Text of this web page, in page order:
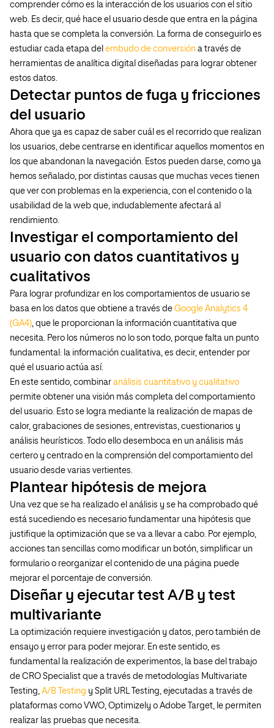
comprender cómo es la interacción de los usuarios con el sitio
web. Es decir, qué hace el usuario desde que entra en la página
hasta que se completa la conversión. La forma de conseguirlo es
estudiar cada etapa del embudo de conversión a través de
herramientas de analítica digital diseñadas para lograr obtener
estos datos.
Detectar puntos de fuga y fricciones
del usuario
Ahora que ya es capaz de saber cuál es el recorrido que realizan
los usuarios, debe centrarse en identificar aquellos momentos en
los que abandonan la navegación. Estos pueden darse, como ya
hemos señalado, por distintas causas que muchas veces tienen
que ver con problemas en la experiencia, con el contenido o la
usabilidad de la web que, indudablemente afectará al
rendimiento.
Investigar el comportamiento del
usuario con datos cuantitativos y
cualitativos
Para lograr profundizar en los comportamientos de usuario se
basa en los datos que obtiene a través de Google Analytics 4
(GA4), que le proporcionan la información cuantitativa que
necesita. Pero los números no lo son todo, porque falta un punto
fundamental: la información cualitativa, es decir, entender por
qué el usuario actúa así.
En este sentido, combinar análisis cuantitativo y cualitativo
permite obtener una visión más completa del comportamiento
del usuario. Esto se logra mediante la realización de mapas de
calor, grabaciones de sesiones, entrevistas, cuestionarios y
análisis heurísticos. Todo ello desemboca en un análisis más
certero y centrado en la comprensión del comportamiento del
usuario desde varias vertientes.
Plantear hipótesis de mejora
Una vez que se ha realizado el análisis y se ha comprobado qué
está sucediendo es necesario fundamentar una hipótesis que
justifique la optimización que se va a llevar a cabo. Por ejemplo,
acciones tan sencillas como modificar un botón, simplificar un
formulario o reorganizar el contenido de una página puede
mejorar el porcentaje de conversión.
Diseñar y ejecutar test A/B y test
multivariante
La optimización requiere investigación y datos, pero también de
ensayo y error para poder mejorar. En este sentido, es
fundamental la realización de experimentos, la base del trabajo
de CRO Specialist que a través de metodologías Multivariate
Testing, A/B Testing y Split URL Testing, ejecutadas a través de
plataformas como VWO, Optimizely o Adobe Target, le permiten
realizar las pruebas que necesita.